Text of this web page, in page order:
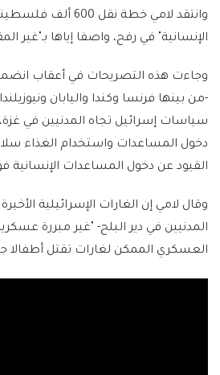
وانتقد لامي خطة نقل
الإنسانية" في رفح، واصفا إياها بـ"غير
-من بينها فرنسا وكندا واليابان
سياسات إسرائيل تجاه المدنيين في
دخول المساعدات واستخدام الغذاء
القيود عن دخول المساعدات الإنسانية
وقال لامي إن الغارات الإسرائيلية
المدنيين في دير البلح- "غير مبررة
العسكري الممكن لغارات تقتل أطفالا